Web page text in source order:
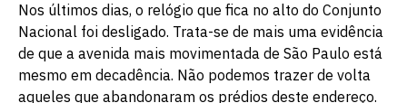
Nos últimos dias, o relógio que fica no alto do Conjunto
Nacional foi desligado. Trata-se de mais uma evidência
de que a avenida mais movimentada de São Paulo está
mesmo em decadência. Não podemos trazer de volta
aqueles que abandonaram os prédios deste endereço.